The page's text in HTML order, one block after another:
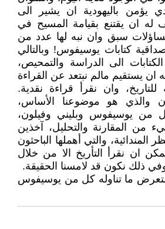
يؤمن باليهودية ان يشير الى
ان يقتنع بقيامة المسيح في
سبق وان نبه لها عدد من
كتابات يوسيفوس! وبالتالي
الى الدراسة والتمحيص،
ان يستقيم مالم نبتعد عن القراءة
للتاريخ، وان نقرأ قراءة نقدية.
والذي هو موضوعنا الأساس،
من يوسيفوس وبليني وفيلون،
من المقارنة والتحليل، آخذين
المندائية، والتي أهملها الباحثون
ان نقرأ التأريخ الا من خلال
ذلك نكون قد لامسنا الحقيقة.
ما تناوله كل من يوسيفوس